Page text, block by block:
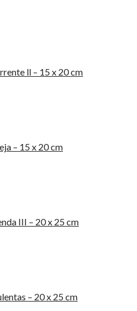
ll – 15 x 20 cm
– 15 x 20 cm
III – 20 x 25 cm
– 20 x 25 cm